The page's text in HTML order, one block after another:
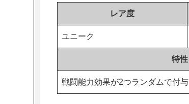
レア度
ユニーク
特性
戦闘能力効果が2つランダムで付与